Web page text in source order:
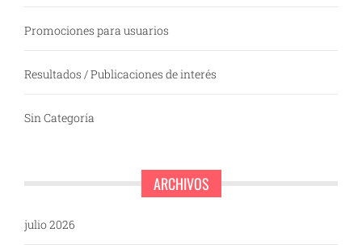
Promociones para usuarios
Resultados / Publicaciones de interés
Sin Categoría
ARCHIVOS
julio 2026